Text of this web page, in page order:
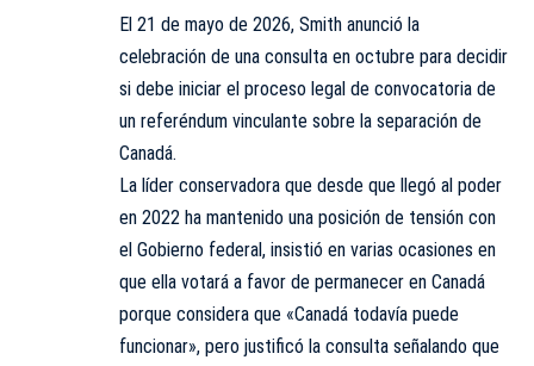
El 21 de mayo de 2026, Smith anunció la
celebración de una consulta en octubre para decidir
si debe iniciar el proceso legal de convocatoria de
un referéndum vinculante sobre la separación de
Canadá.
La líder conservadora que desde que llegó al poder
en 2022 ha mantenido una posición de tensión con
el Gobierno federal, insistió en varias ocasiones en
que ella votará a favor de permanecer en Canadá
porque considera que «Canadá todavía puede
funcionar», pero justificó la consulta señalando que